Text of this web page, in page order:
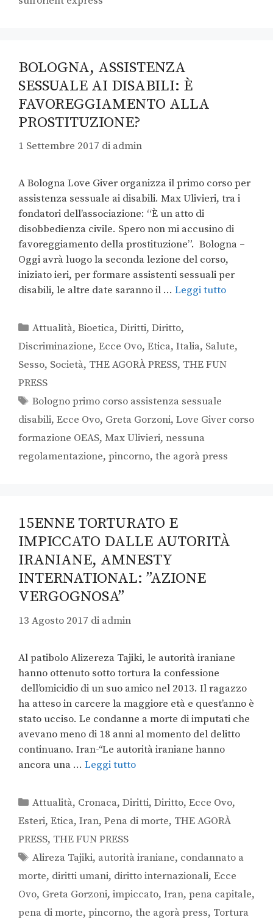
BOLOGNA, ASSISTENZA
SESSUALE AI DISABILI: È
FAVOREGGIAMENTO ALLA
PROSTITUZIONE?
1 Settembre 2017 di admin
A Bologna Love Giver organizza il primo corso per
assistenza sessuale ai disabili. Max Ulivieri, tra i
fondatori dell’associazione: “È un atto di
disobbedienza civile. Spero non mi accusino di
favoreggiamento della prostituzione”. Bologna –
Oggi avrà luogo la seconda lezione del corso,
iniziato ieri, per formare assistenti sessuali per
disabili, le altre date saranno il … Leggi tutto
Attualità,Bioetica,Diritti,Diritto,
Discriminazione, Ecce Ovo, Etica, Italia, Salute,
Sesso, Società, THE AGORÀ PRESS, THE FUN
PRESS
Bologno primo corso assistenza sessuale
disabili, Ecce Ovo, Greta Gorzoni, Love Giver corso
formazione OEAS, Max Ulivieri, nessuna
regolamentazione, pincorno, the agorà press
15ENNE TORTURATO E
IMPICCATO DALLE AUTORITÀ
IRANIANE, AMNESTY
INTERNATIONAL: ”AZIONE
VERGOGNOSA”
13 Agosto 2017 di admin
Al patibolo Alizereza Tajiki, le autorità iraniane
hanno ottenuto sotto tortura la confessione
dell’omicidio di un suo amico nel 2013. Il ragazzo
ha atteso in carcere la maggiore età e quest’anno è
stato ucciso. Le condanne a morte di imputati che
avevano meno di 18 anni al momento del delitto
continuano. Iran-‘‘Le autorità iraniane hanno
ancora una … Leggi tutto
Attualità, Cronaca,Diritti,Diritto,Ecce Ovo,
Esteri, Etica, Iran, Pena di morte, THE AGORÀ
PRESS, THE FUN PRESS
Alireza Tajiki, autorità iraniane, condannato a
morte, diritti umani, diritto internazionali, Ecce
Ovo, Greta Gorzoni, impiccato, Iran, pena capitale,
pena di morte, pincorno, the agorà press, Tortura